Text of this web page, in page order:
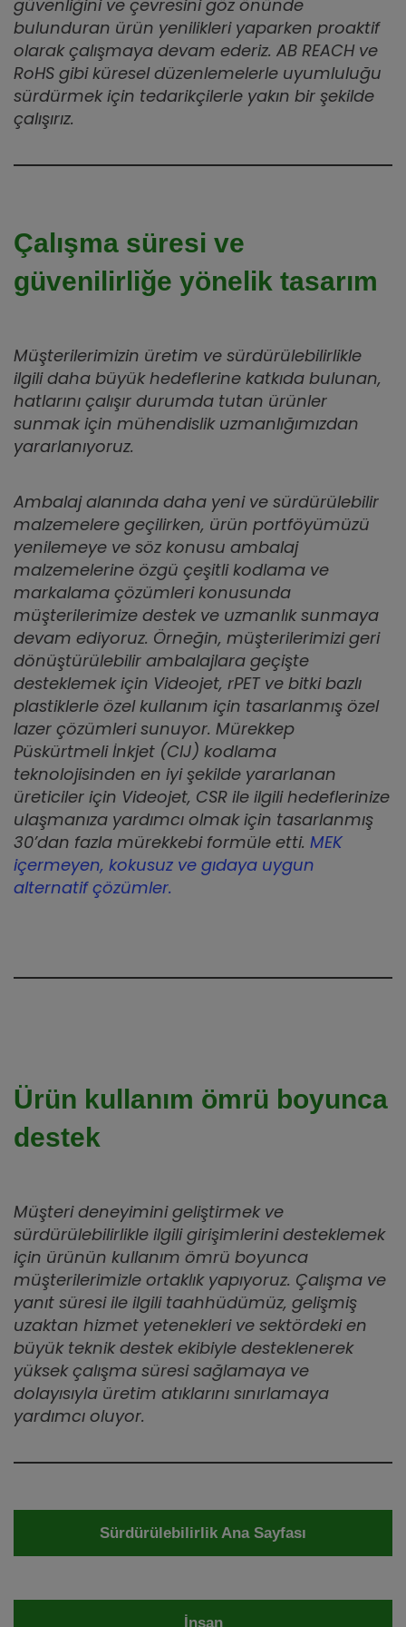
güvenliğini ve çevresini göz önünde
bulunduran ürün yenilikleri yaparken proaktif
olarak çalışmaya devam ederiz. AB REACH ve
RoHS gibi küresel düzenlemelerle uyumluluğu
sürdürmek için tedarikçilerle yakın bir şekilde
çalışırız.
Çalışma süresi ve
güvenilirliğe yönelik tasarım
Müşterilerimizin üretim ve sürdürülebilirlikle
ilgili daha büyük hedeflerine katkıda bulunan,
hatlarını çalışır durumda tutan ürünler
sunmak için mühendislik uzmanlığımızdan
yararlanıyoruz.
Ambalaj alanında daha yeni ve sürdürülebilir
malzemelere geçilirken, ürün portföyümüzü
yenilemeye ve söz konusu ambalaj
malzemelerine özgü çeşitli kodlama ve
markalama çözümleri konusunda
müşterilerimize destek ve uzmanlık sunmaya
devam ediyoruz. Örneğin, müşterilerimizi geri
dönüştürülebilir ambalajlara geçişte
desteklemek için Videojet, rPET ve bitki bazlı
plastiklerle özel kullanım için tasarlanmış özel
lazer çözümleri sunuyor. Mürekkep
Püskürtmeli İnkjet (CIJ) kodlama
teknolojisinden en iyi şekilde yararlanan
üreticiler için Videojet, CSR ile ilgili hedeflerinize
ulaşmanıza yardımcı olmak için tasarlanmış
30’dan fazla mürekkebi formüle etti. MEK
içermeyen, kokusuz ve gıdaya uygun
alternatif çözümler.
Ürün kullanım ömrü boyunca
destek
Müşteri deneyimini geliştirmek ve
sürdürülebilirlikle ilgili girişimlerini desteklemek
için ürünün kullanım ömrü boyunca
müşterilerimizle ortaklık yapıyoruz. Çalışma ve
yanıt süresi ile ilgili taahhüdümüz, gelişmiş
uzaktan hizmet yetenekleri ve sektördeki en
büyük teknik destek ekibiyle desteklenerek
yüksek çalışma süresi sağlamaya ve
dolayısıyla üretim atıklarını sınırlamaya
yardımcı oluyor.
Sürdürülebilirlik Ana Sayfası
İnsan